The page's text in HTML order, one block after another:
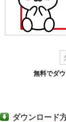
無料でダ
ダウンロード